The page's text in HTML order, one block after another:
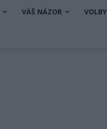
VÁŠ NÁZOR VOLBY